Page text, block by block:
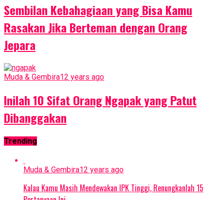
Sembilan Kebahagiaan yang Bisa Kamu
Rasakan Jika Berteman dengan Orang
Jepara
Muda & Gembira12 years ago
Inilah 10 Sifat Orang Ngapak yang Patut
Dibanggakan
Trending
Muda & Gembira12 years ago
Kalau Kamu Masih Mendewakan IPK Tinggi, Renungkanlah 15